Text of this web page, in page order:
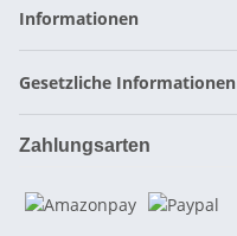
Informationen
Gesetzliche Informationen
Zahlungsarten